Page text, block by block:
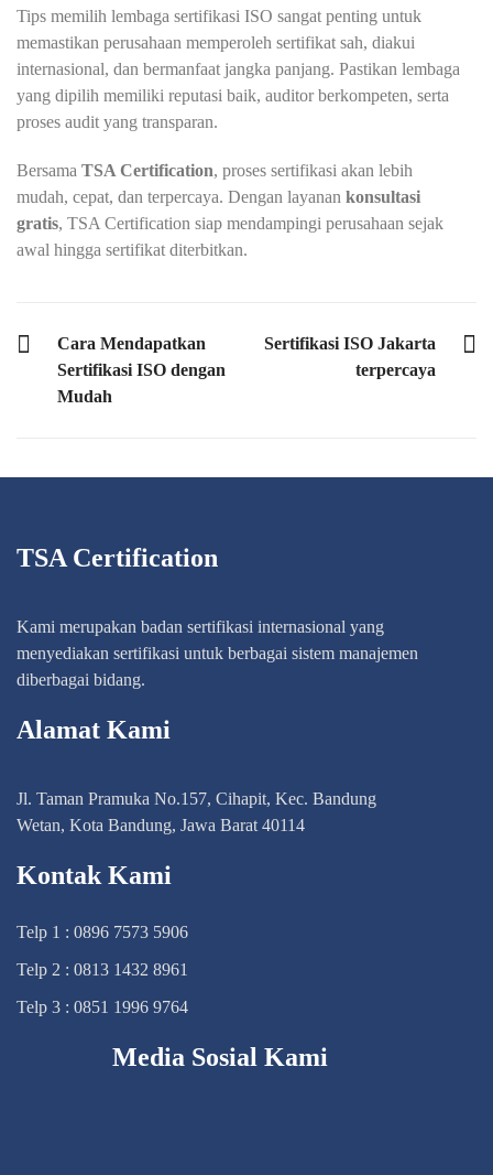
Tips memilih lembaga sertifikasi ISO sangat penting untuk
memastikan perusahaan memperoleh sertifikat sah, diakui
internasional, dan bermanfaat jangka panjang. Pastikan lembaga
yang dipilih memiliki reputasi baik, auditor berkompeten, serta
proses audit yang transparan.
Bersama TSA Certification, proses sertifikasi akan lebih
mudah, cepat, dan terpercaya. Dengan layanan konsultasi
gratis, TSA Certification siap mendampingi perusahaan sejak
awal hingga sertifikat diterbitkan.
PREVIOUS POST
Cara Mendapatkan
Sertifikasi ISO dengan
Mudah
NEXT POST
Sertifikasi ISO Jakarta
terpercaya
TSA Certification
Kami merupakan badan sertifikasi internasional yang
menyediakan sertifikasi untuk berbagai sistem manajemen
diberbagai bidang.
Alamat Kami
Jl. Taman Pramuka No.157, Cihapit, Kec. Bandung
Wetan, Kota Bandung, Jawa Barat 40114
Kontak Kami
Telp 1 : 0896 7573 5906
Telp 2 : 0813 1432 8961
Telp 3 : 0851 1996 9764
Media Sosial Kami